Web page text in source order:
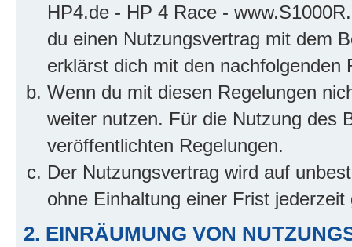
HP4.de - HP 4 Race -
du einen Nutzungsvertrag mit dem
erklärst dich mit den nachfolgenden
Wenn du mit diesen Regelungen
weiter nutzen. Für die Nutzung des
veröffentlichten Regelungen.
Der Nutzungsvertrag wird auf
ohne Einhaltung einer Frist
2. EINRÄUMUNG VON